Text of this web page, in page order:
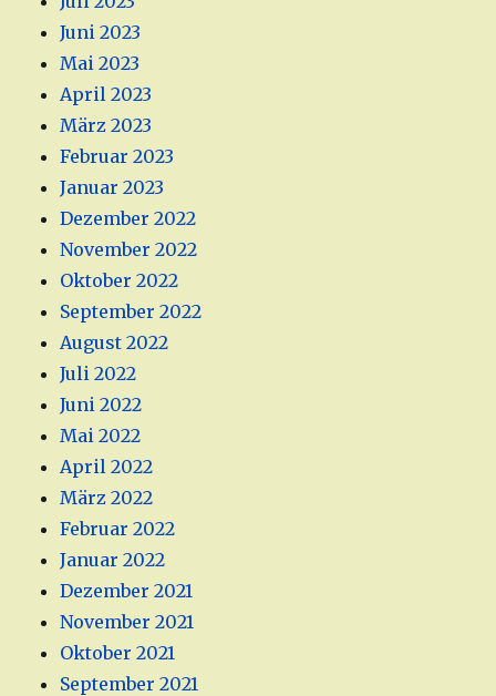
Juni 2023
Mai 2023
April 2023
März 2023
Februar 2023
Januar 2023
Dezember 2022
November 2022
Oktober 2022
September 2022
August 2022
Juli 2022
Juni 2022
Mai 2022
April 2022
März 2022
Februar 2022
Januar 2022
Dezember 2021
November 2021
Oktober 2021
September 2021